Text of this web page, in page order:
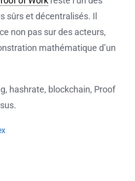
sûrs et décentralisés. Il
non pas sur des acteurs,
mathématique d’un
hashrate, blockchain, Proof